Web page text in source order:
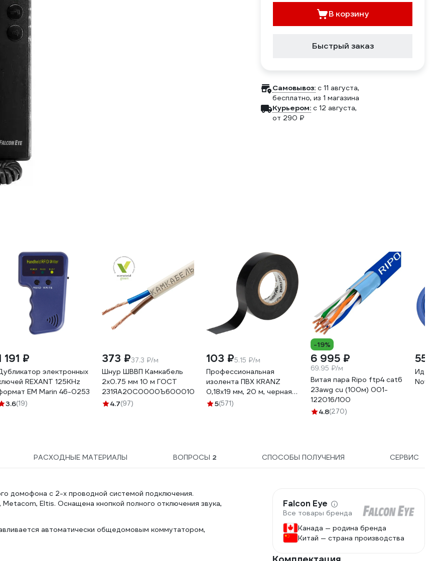
В корзину
Быстрый заказ
Самовывоз: c 11 августа,
бесплатно, из 1 магазина
Курьером: c 12 августа,
от 290 ₽
191 ₽
электронных
REXANT 125KHz
EM Marin 46-0253
3.6(19)
373 ₽37.3 ₽/м
Шнур ШВВП Камкабель
2x0.75 мм 10 м ГОСТ
231ЯA20C0000Ъ600010М
4.7(97)
103 ₽5.15 ₽/м
Профессиональная
изолента ПВХ KRANZ
0,18х19 мм, 20 м, черная
KR-09-2806
5(571)
-19%
6 995 ₽
69.95 ₽/м
Витая пара Ripo ftp4 cat6
23awg cu (100м) 001-
122016/100
4.8(270)
55 ₽
РАСХОДНЫЕ МАТЕРИАЛЫ ВОПРОСЫ 2 СПОСОБЫ ПОЛУЧЕНИЯ СЕРВИС
домофона с 2-х проводной системой подключения.
Eltis. Оснащена кнопкой полного отключения звука,
автоматически общедомовым коммутатором,
Falcon Eye
Все товары бренда
Канада — родина бренда
Китай — страна производства